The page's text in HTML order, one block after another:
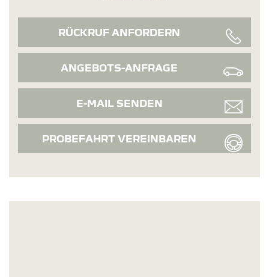
RÜCKRUF ANFORDERN
ANGEBOTS-ANFRAGE
E-MAIL SENDEN
PROBEFAHRT VEREINBAREN